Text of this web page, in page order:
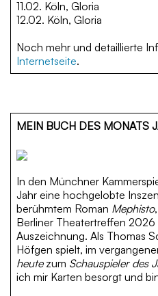
11.02. Köln, Gloria
12.02. Köln, Gloria
Noch mehr und detaillierte
Internetseite.
MEIN BUCH DES MONATS
In den Münchner
Jahr eine hochgelobte
berühmtem Roman Mephisto
Berliner Theatertreffen
Auszeichnung. Als Thomas
Höfgen spielt, im
heutezum Schauspieler des
ich mir Karten besorgt und